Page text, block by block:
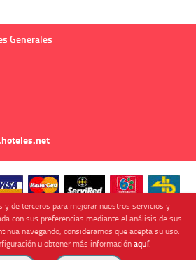
Generales
y de terceros para mejorar nuestros servicios y
con sus preferencias mediante el análisis de sus
navegando, consideramos que acepta su uso.
u obtener más informaciónaquí.